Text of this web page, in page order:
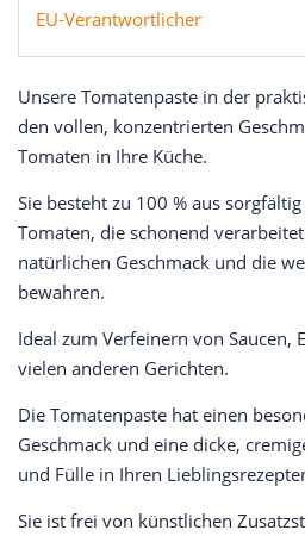
EU-Verantwortlicher
Unsere Tomatenpaste in der
den vollen, konzentrierten
Tomaten in Ihre Küche.
Sie besteht zu 100 % aus
Tomaten, die schonend
natürlichen Geschmack und die
bewahren.
Ideal zum Verfeinern von Saucen,
vielen anderen Gerichten.
Die Tomatenpaste hat einen
Geschmack und eine dicke,
und Fülle in Ihren
Sie ist frei von künstlichen